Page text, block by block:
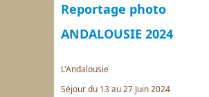
Reportage photo
ANDALOUSIE 2024
L'Andalousie
Séjour du 13 au 27 Juin 2024